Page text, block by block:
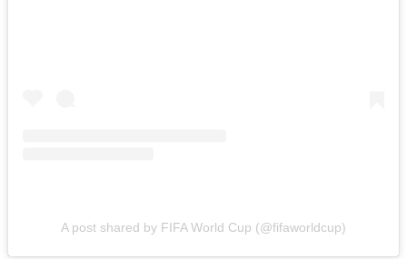
A post shared by FIFA World Cup (@fifaworldcup)